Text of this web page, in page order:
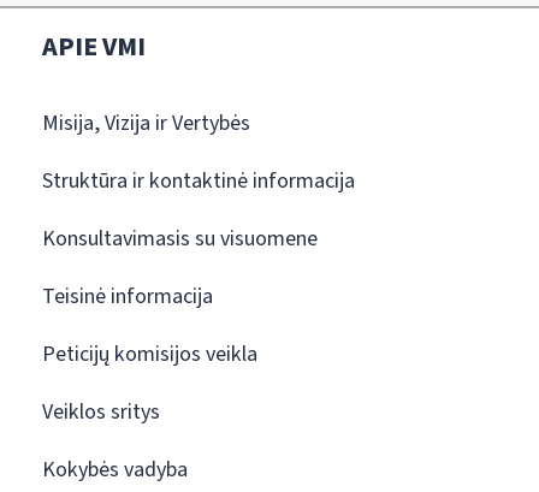
APIE VMI
Misija, Vizija ir Vertybės
Struktūra ir kontaktinė informacija
Konsultavimasis su visuomene
Teisinė informacija
Peticijų komisijos veikla
Veiklos sritys
Kokybės vadyba